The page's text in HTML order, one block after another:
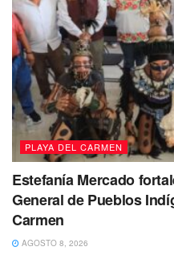
mientras se determina la
Te recomendamos leer:
denuncia retroceso en
transparencia será un mito”
PLAYA DEL CARMEN
Estefanía Mercado
General de Pueblos
Carmen
AGOSTO 8, 2026